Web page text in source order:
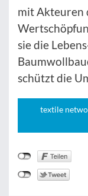
mit Akteuren
sie die
schützt die
textile